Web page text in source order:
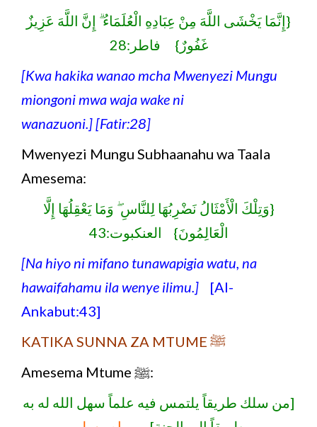
{إِنَّمَا يَخْشَى اللَّهَ مِنْ عِبَادِهِ الْعُلَمَاءُ ۗ إِنَّ اللَّهَ عَزِيزٌ
غَفُورٌ} فاطر:28
[Kwa hakika wanao mcha Mwenyezi Mungu
miongoni mwa waja wake ni
wanazuoni.] [Fatir:28]
Mwenyezi Mungu Subhaanahu wa Taala
Amesema:
{وَتِلْكَ الْأَمْثَالُ نَضْرِبُهَا لِلنَّاسِ ۖ وَمَا يَعْقِلُهَا إِلَّا
الْعَالِمُونَ} العنكبوت:43
[Na hiyo ni mifano tunawapigia watu, na
hawaifahamu ila wenye ilimu.] [Al-
Ankabut:43]
KATIKA SUNNA ZA MTUME ﷺ
Amesema Mtume ﷺ:
[من سلك طريقاً يلتمس فيه علماً سهل الله له به